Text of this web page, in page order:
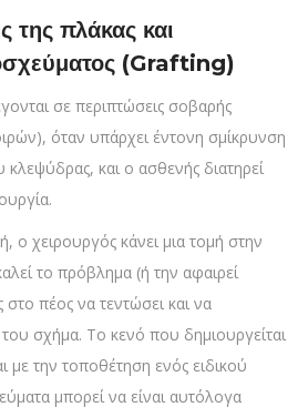
της πλάκας και
(Grafting)
σε περιπτώσεις σοβαρής
όταν υπάρχει έντονη σμίκρυνση
και ο ασθενής διατηρεί
ο χειρουργός κάνει μια τομή στην
το πρόβλημα (ή την αφαιρεί
στο πέος να τεντώσει και να
σχήμα. Το κενό που δημιουργείται
με την τοποθέτηση ενός ειδικού
μπορεί να είναι αυτόλογα